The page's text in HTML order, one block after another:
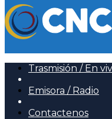
Trasmisión / En
Emisora / Radio
Contactenos